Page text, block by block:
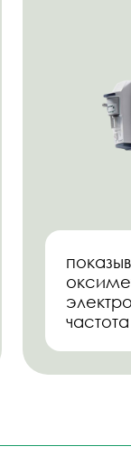
Ваш
и всё